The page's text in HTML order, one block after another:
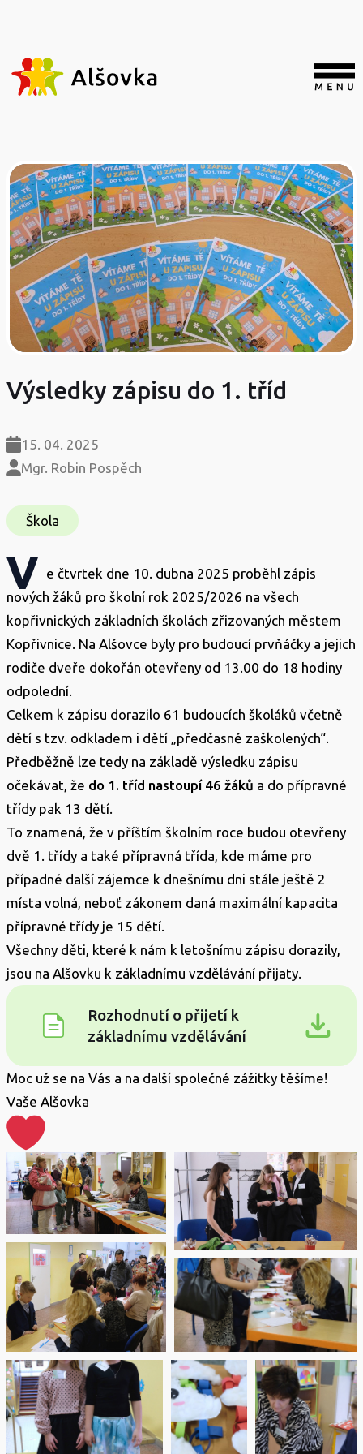
Výsledky zápisu do 1. tříd
15. 04. 2025
Mgr. Robin Pospěch
Škola
V
e čtvrtek dne 10. dubna 2025 proběhl zápis
nových žáků pro školní rok 2025/2026 na všech
kopřivnických základních školách zřizovaných městem
Kopřivnice. Na Alšovce byly pro budoucí prvňáčky a jejich
rodiče dveře dokořán otevřeny od 13.00 do 18 hodiny
odpolední.
Celkem k zápisu dorazilo 61 budoucích školáků včetně
dětí s tzv. odkladem i dětí „předčasně zaškolených“.
Předběžně lze tedy na základě výsledku zápisu
očekávat, že do 1. tříd nastoupí 46 žáků a do přípravné
třídy pak 13 dětí.
To znamená, že v příštím školním roce budou otevřeny
dvě 1. třídy a také přípravná třída, kde máme pro
případné další zájemce k dnešnímu dni stále ještě 2
místa volná, neboť zákonem daná maximální kapacita
přípravné třídy je 15 dětí.
Všechny děti, které k nám k letošnímu zápisu dorazily,
jsou na Alšovku k základnímu vzdělávání přijaty.
Rozhodnutí o přijetí k
základnímu vzdělávání
Moc už se na Vás a na další společné zážitky těšíme!
Vaše Alšovka